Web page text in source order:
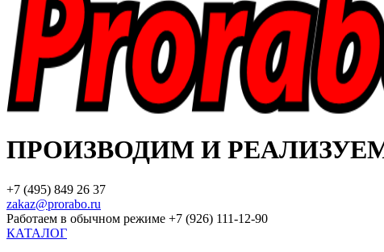
ПРОИЗВОДИМ И РЕАЛИЗУЕМ
+7 (495) 849 26 37
zakaz@prorabo.ru
Работаем в обычном режиме +7 (926) 111-12-90
КАТАЛОГ